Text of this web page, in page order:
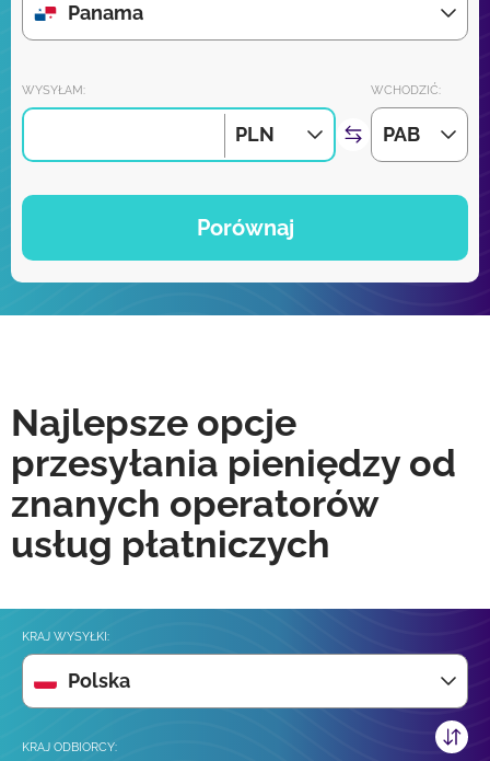
Panama
WYSYŁAM:
PLN
WCHODZIĆ:
PAB
Porównaj
Najlepsze opcje
przesyłania pieniędzy od
znanych operatorów
usług płatniczych
KRAJ WYSYŁKI:
Polska
KRAJ ODBIORCY: